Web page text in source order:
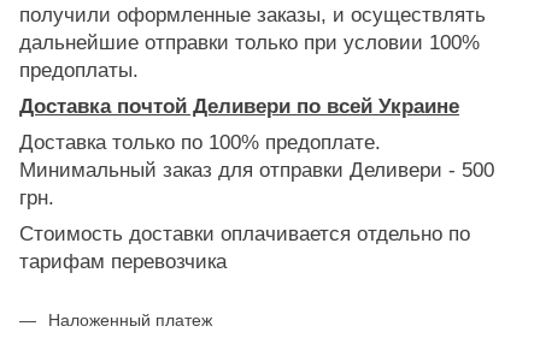
получили оформленные заказы, и осуществлять
дальнейшие отправки только при условии 100%
предоплаты.
Доставка почтой Деливери по всей Украине
Доставка только по 100% предоплате.
Минимальный заказ для отправки Деливери - 500
грн.
Стоимость доставки оплачивается отдельно по
тарифам перевозчика
Наложенный платеж